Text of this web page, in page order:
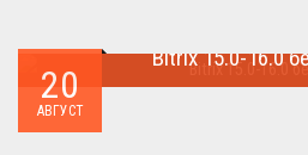
20
АВГУСТ
Bitrix 15.0-16.0